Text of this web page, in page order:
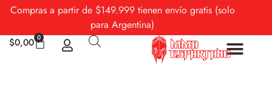
Compras a partir de $149.999 tienen envío gratis (solo
para Argentina)
$0,00 0